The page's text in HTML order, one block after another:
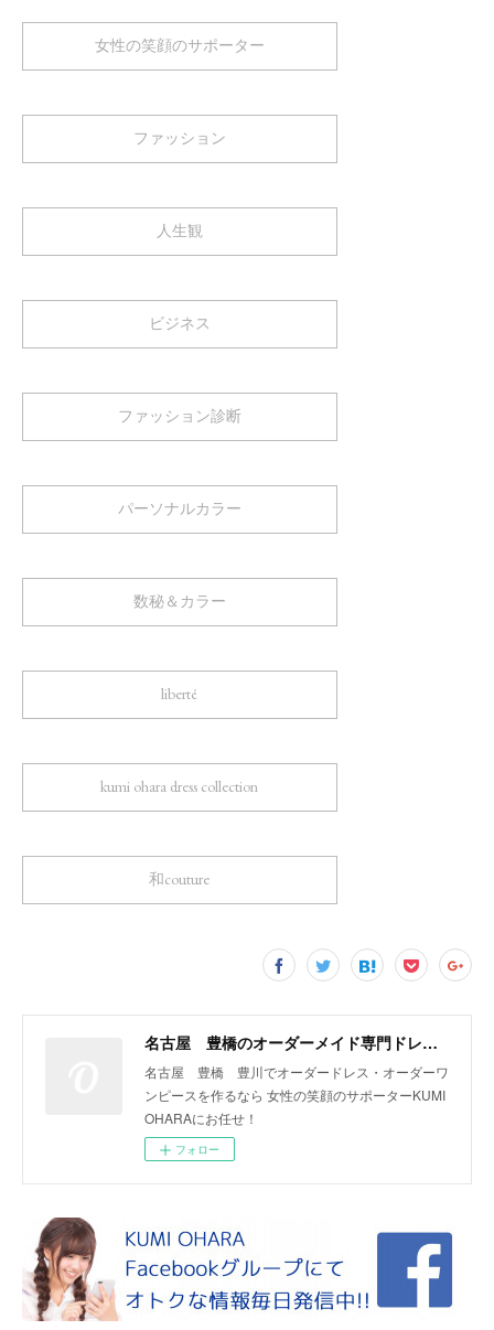
女性の笑顔のサポーター
ファッション
人生観
ビジネス
ファッション診断
パーソナルカラー
数秘＆カラー
liberté
kumi ohara dress collection
和couture
名古屋 豊橋のオーダーメイド専門ドレスデザイナー KUMI OHARA
名古屋 豊橋 豊川でオーダードレス・オーダーワ
ンピースを作るなら 女性の笑顔のサポーターKUMI
OHARAにお任せ！
フォロー